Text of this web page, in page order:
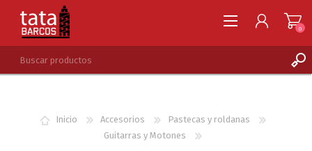
LISTA DE DESEOS
0
Inicio Accesorios
Pastecas y roldanas
Guitarras y Motones